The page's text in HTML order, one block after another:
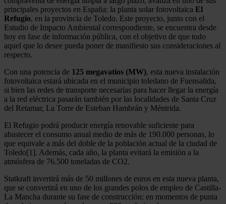
principales proyectos en España: la planta solar fotovoltaica El
Refugio, en la provincia de Toledo. Este proyecto, junto con el
Estudio de Impacto Ambiental correspondiente, se encuentra desde
hoy en fase de información pública, con el objetivo de que todo
aquel que lo desee pueda poner de manifiesto sus consideraciones al
respecto.
Con una potencia de 125 megavatios (MW), esta nueva instalación
fotovoltaica estará ubicada en el municipio toledano de Fuensalida,
si bien las redes de transporte necesarias para hacer llegar la energía
a la red eléctrica pasarán también por las localidades de Santa Cruz
del Retamar, La Torre de Esteban Hambrán y Méntrida.
El Refugio podrá producir energía renovable suficiente para
abastecer el consumo anual medio de más de 190.000 personas, lo
que equivale a más del doble de la población actual de la ciudad de
Toledo[1]. Además, cada año, la planta evitará la emisión a la
atmósfera de 76.500 toneladas de CO2.
Statkraft invertirá más de 50 millones de euros en esta nueva planta,
que se convertirá en uno de los grandes polos de empleo de Castilla-
La Mancha durante su fase de construcción: en momentos de punta